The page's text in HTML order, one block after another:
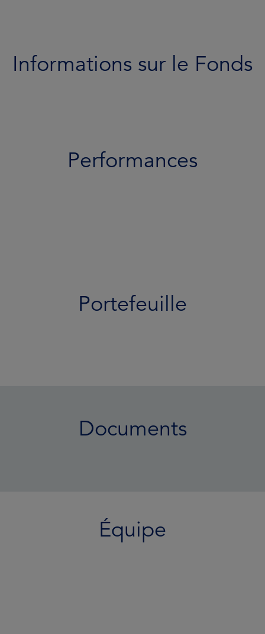
Informations sur le Fonds
Performances
Portefeuille
Documents
Équipe